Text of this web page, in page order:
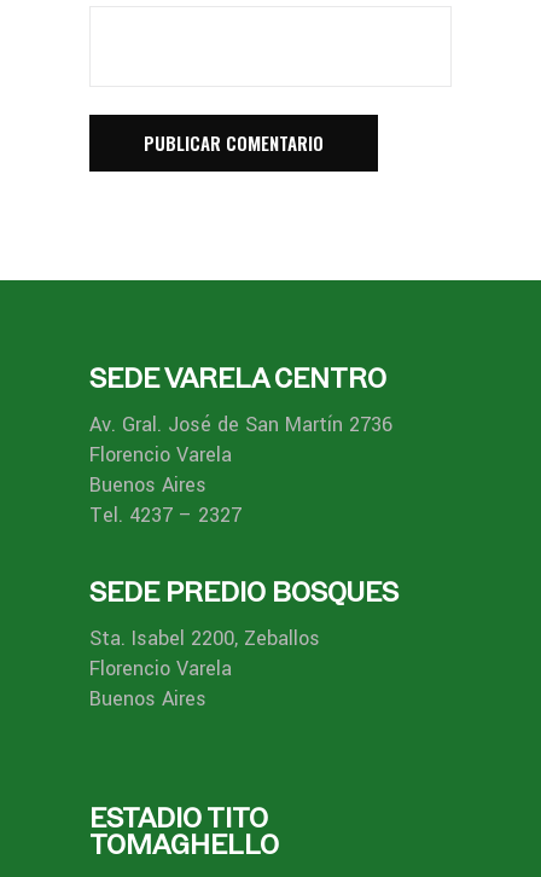
SEDE VARELA CENTRO
Av. Gral. José de San Martín 2736
Florencio Varela
Buenos Aires
Tel. 4237 – 2327
SEDE PREDIO BOSQUES
Sta. Isabel 2200, Zeballos
Florencio Varela
Buenos Aires
ESTADIO TITO
TOMAGHELLO